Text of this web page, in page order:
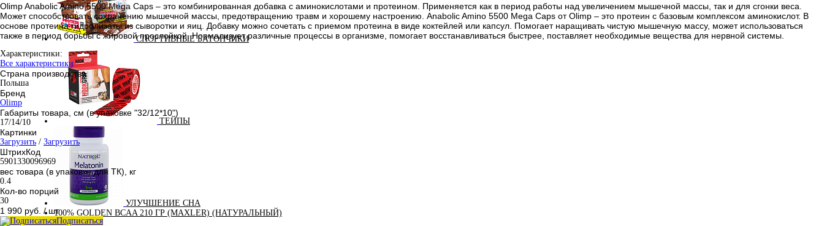
СПОРТИВНЫЕ БАТОНЧИКИ
ТЕЙПЫ
УЛУЧШЕНИЕ СНА
100% GOLDEN BCAA 210 ГР (MAXLER) (НАТУРАЛЬНЫЙ)
Olimp Anabolic Amino 5500 Mega Caps – это комбинированная добавка с аминокислотами и протеином. Применяется как в период работы над увеличением мышечной массы, так и для сгонки веса.
Может способствовать сохранению мышечной массы, предотвращению травм и хорошему настроению. Anabolic Amino 5500 Mega Caps от Olimp – это протеин с базовым комплексом аминокислот. В
основе протеина гидролизаты из сыворотки и яиц. Добавку можно сочетать с приемом протеина в виде коктейлей или капсул. Помогает наращивать чистую мышечную массу, может использоваться
также в период борьбы с жировой прослойкой. Нормализует различные процессы в организме, помогает восстанавливаться быстрее, поставляет необходимые вещества для нервной системы.
Характеристики:
Все характеристики
Страна производства
Польша
Бренд
Olimp
Габариты товара, см (в упаковке "32/12*10")
17/14/10
Картинки
Загрузить / Загрузить
ШтрихКод
5901330096969
вес товара (в упаковке для ТК), кг
0.4
Кол-во порций
30
1 990 руб. / шт
Подписаться